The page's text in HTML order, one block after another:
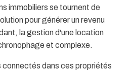
immobiliers se tournent de
pour générer un revenu
la gestion d'une location
et complexe.
connectés dans ces propriétés